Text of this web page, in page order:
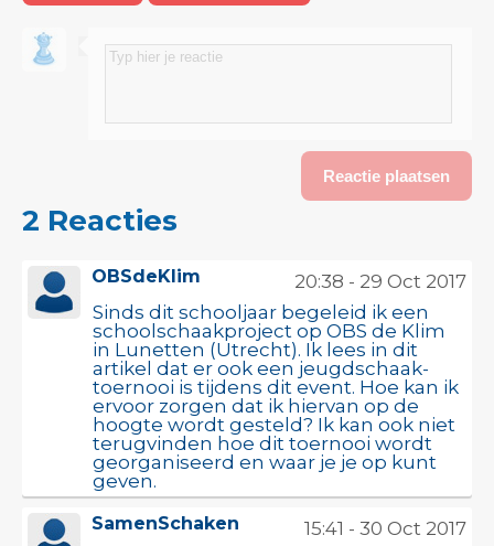
2 Reacties
OBSdeKlim
20:38 - 29 Oct 2017
Sinds dit schooljaar begeleid ik een
schoolschaakproject op OBS de Klim
in Lunetten (Utrecht). Ik lees in dit
artikel dat er ook een jeugdschaak-
toernooi is tijdens dit event. Hoe kan ik
ervoor zorgen dat ik hiervan op de
hoogte wordt gesteld? Ik kan ook niet
terugvinden hoe dit toernooi wordt
georganiseerd en waar je je op kunt
geven.
SamenSchaken
15:41 - 30 Oct 2017